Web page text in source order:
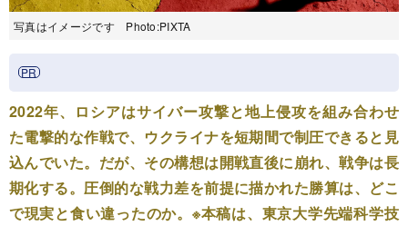
写真はイメージです Photo:PIXTA
2022年、ロシアはサイバー攻撃と地上侵攻を組み合わせ
た電撃的な作戦で、ウクライナを短期間で制圧できると見
込んでいた。だが、その構想は開戦直後に崩れ、戦争は長
期化する。圧倒的な戦力差を前提に描かれた勝算は、どこ
で現実と食い違ったのか。※本稿は、東京大学先端科学技